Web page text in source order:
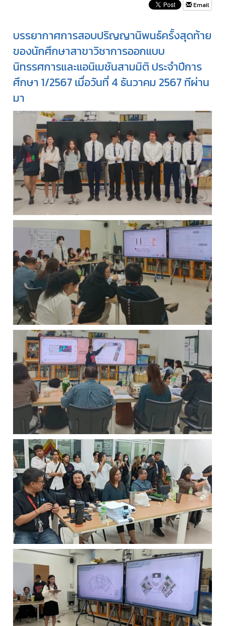
Email
บรรยากาศการสอบปริญญานิพนธ์ครั้งสุดท้าย
ของนักศึกษาสาขาวิชาการออกแบบ
นิทรรศการและแอนิเมชันสามมิติ ประจำปีการ
ศึกษา 1/2567 เมื่อวันที่ 4 ธันวาคม 2567 ทีผ่าน
มา